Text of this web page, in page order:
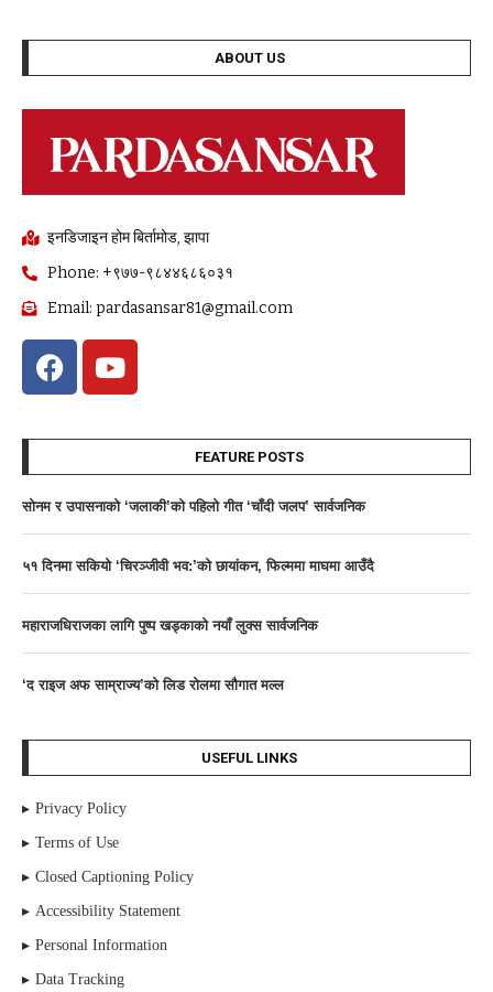
ABOUT US
इनडिजाइन होम बिर्तामोड, झापा
Phone: +९७७-९८४४६८६०३१
Email: pardasansar81@gmail.com
FEATURE POSTS
साेनम र उपासनाकाे ‘जलाकी’को पहिलो गीत ‘चाँदी जलप’ सार्वजनिक
५१ दिनमा सकियो ‘चिरञ्जीवी भव:’को छायांकन, फिल्ममा माघमा आउँदै
महाराजधिराजका लागि पुष्प खड्काको नयाँ लुक्स सार्वजनिक
‘द राइज अफ साम्राज्य’काे लिड राेलमा सौगात मल्ल
USEFUL LINKS
Privacy Policy
Terms of Use
Closed Captioning Policy
Accessibility Statement
Personal Information
Data Tracking